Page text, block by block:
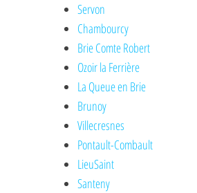
Servon
Chambourcy
Brie Comte Robert
Ozoir la Ferrière
La Queue en Brie
Brunoy
Villecresnes
Pontault-Combault
LieuSaint
Santeny